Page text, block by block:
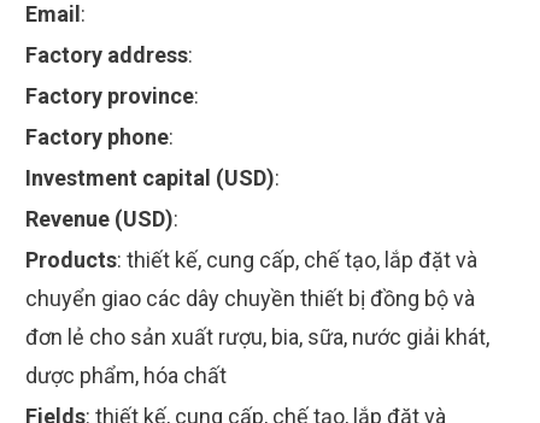
Email :
Factory address:
Factory province:
Factory phone:
Investment capital (USD):
Revenue (USD):
Products: thiết kế, cung cấp, chế tạo, lắp đặt và
chuyển giao các dây chuyền thiết bị đồng bộ và
đơn lẻ cho sản xuất rượu, bia, sữa, nước giải khát,
dược phẩm, hóa chất
Fields: thiết kế, cung cấp, chế tạo, lắp đặt và